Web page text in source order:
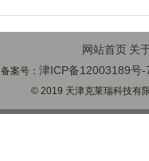
网站首页 关
备案号：津ICP备12003189号-
© 2019 天津克莱瑞科技有